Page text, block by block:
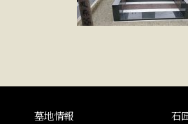
墓地情報
石